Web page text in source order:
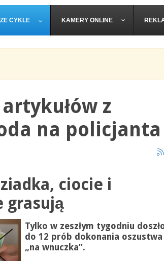
CYKLE KAMERY ONLINE
z
na policjanta
ciocie i
grasują
Tylko w zeszłym tygodniu
do 12 prób dokonania oszustwa
„na wnuczka”.